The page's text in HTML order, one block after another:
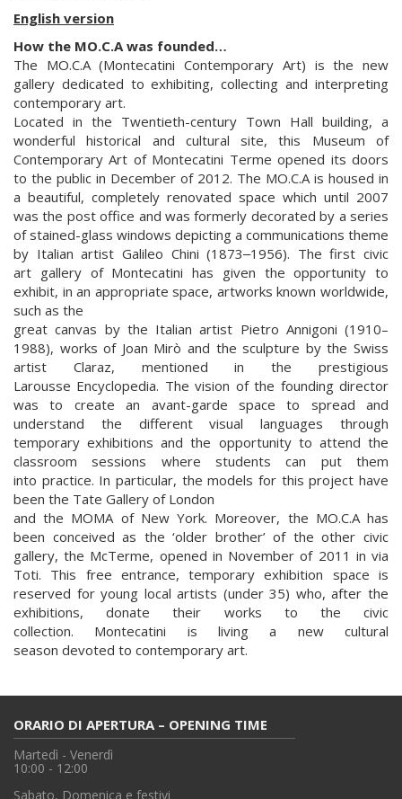
English version
How the MO.C.A was founded…
The MO.C.A (Montecatini Contemporary Art) is the new
gallery dedicated to exhibiting, collecting and interpreting
contemporary art.
Located in the Twentieth-century Town Hall building, a
wonderful historical and cultural site, this Museum of
Contemporary Art of Montecatini Terme opened its doors
to the public in December of 2012. The MO.C.A is housed in
a beautiful, completely renovated space which until 2007
was the post office and was formerly decorated by a series
of stained-glass windows depicting a communications theme
by Italian artist Galileo Chini (1873‒1956). The first civic
art gallery of Montecatini has given the opportunity to
exhibit, in an appropriate space, artworks known worldwide,
such as the
great canvas by the Italian artist Pietro Annigoni (1910–
1988), works of Joan Mirò and the sculpture by the Swiss
artist Claraz, mentioned in the prestigious
Larousse Encyclopedia. The vision of the founding director
was to create an avant-garde space to spread and
understand the different visual languages through
temporary exhibitions and the opportunity to attend the
classroom sessions where students can put them
into practice. In particular, the models for this project have
been the Tate Gallery of London
and the MOMA of New York. Moreover, the MO.C.A has
been conceived as the ‘older brother’ of the other civic
gallery, the McTerme, opened in November of 2011 in via
Toti. This free entrance, temporary exhibition space is
reserved for young local artists (under 35) who, after the
exhibitions, donate their works to the civic
collection. Montecatini is living a new cultural
season devoted to contemporary art.
ORARIO DI APERTURA – OPENING TIME
Martedì - Venerdì
10:00 - 12:00
Sabato, Domenica e festivi